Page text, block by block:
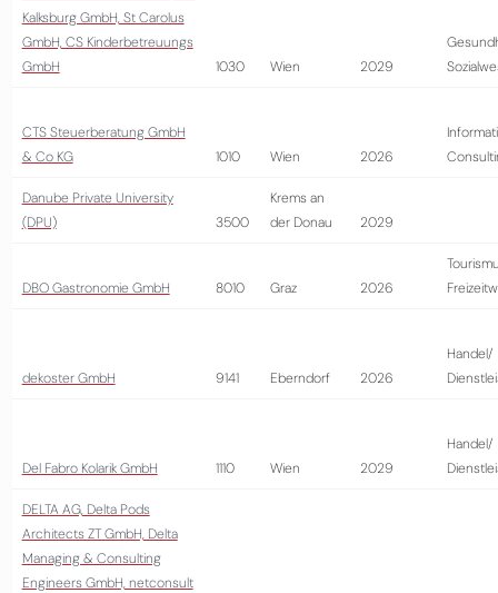
Kalksburg GmbH, St Carolus
GmbH, CS Kinderbetreuungs
GmbH
1030 Wien 2029
CTS Steuerberatung GmbH
& Co KG
1010 Wien 2026
Danube Private University
(DPU)
3500
Krems an
der Donau
2029
DBO Gastronomie GmbH 8010 Graz 2026
dekoster GmbH 9141 Eberndorf 2026
Handel/
Del Fabro Kolarik GmbH 1110 Wien 2029
Handel/
DELTA AG, Delta Pods
Architects ZT GmbH, Delta
Managing & Consulting
Engineers GmbH, netconsult